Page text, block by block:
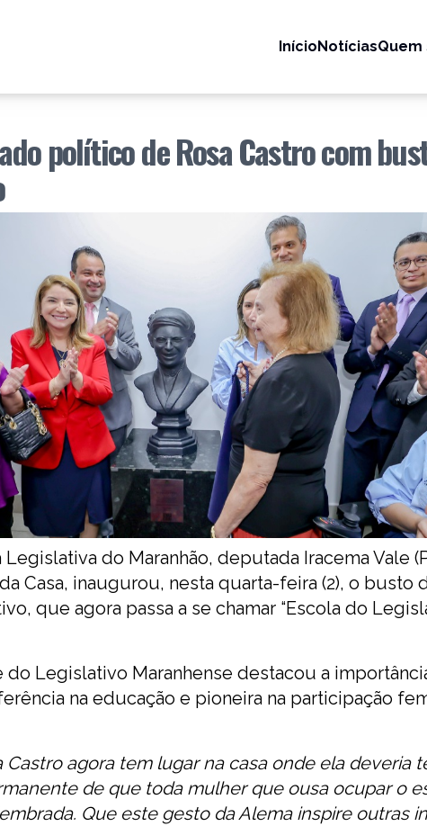
InícioNotíciasQuem
político de Rosa Castro com
do Maranhão, deputada Iracema Vale
Casa, inaugurou, nesta quarta-feira (2), o busto
que agora passa a se chamar “Escola do
do Legislativo Maranhense destacou a
na educação e pioneira na participação
Castro agora tem lugar na casa onde ela deveria
de que toda mulher que ousa ocupar o
Que este gesto da Alema inspire outras